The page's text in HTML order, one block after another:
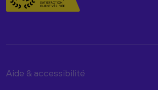
Aide & accessibilité